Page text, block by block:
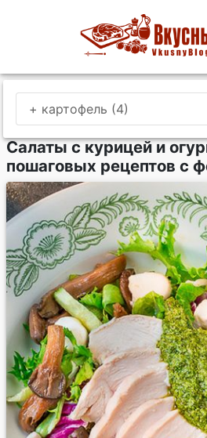
+ картофель (4)
Салаты с курицей и
пошаговых рецептов с